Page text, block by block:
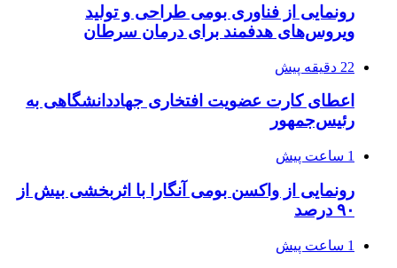
رونمایی از فناوری بومی طراحی و تولید
ویروس‌های هدفمند برای درمان سرطان
22 دقیقه پیش
اعطای کارت عضویت افتخاری جهاددانشگاهی به
رئیس‌جمهور
1 ساعت پیش
رونمایی از واکسن بومی آنگارا با اثربخشی بیش از
۹۰ درصد
1 ساعت پیش